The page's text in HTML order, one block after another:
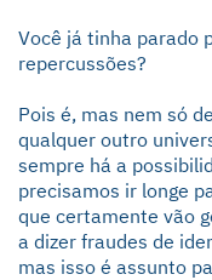
Você já tinha parado
repercussões?
Pois é, mas nem só
qualquer outro
sempre há a
precisamos ir longe
que certamente vão
a dizer fraudes de
mas isso é assunto